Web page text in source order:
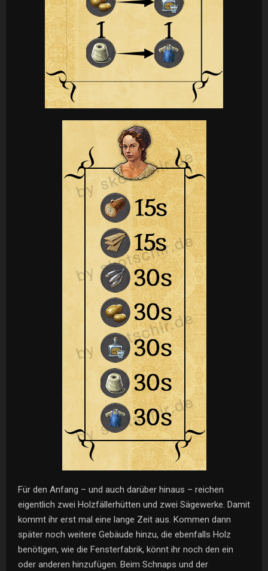
Für den Anfang – und auch darüber hinaus – reichen
eigentlich zwei Holzfällerhütten und zwei Sägewerke. Damit
kommt ihr erst mal eine lange Zeit aus. Kommen dann
später noch weitere Gebäude hinzu, die ebenfalls Holz
benötigen, wie die Fensterfabrik, könnt ihr noch den ein
oder anderen hinzufügen. Beim Schnaps und der